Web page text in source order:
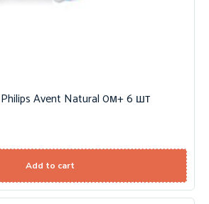
Avent Natural 0м+ 6 шт
Add to cart